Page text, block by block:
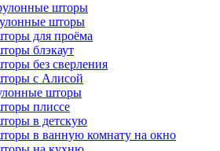
шторы
шторы
для проёма
блэкаут
без сверления
с Алисой
шторы
плиссе
в детскую
в ванную комнату на окно